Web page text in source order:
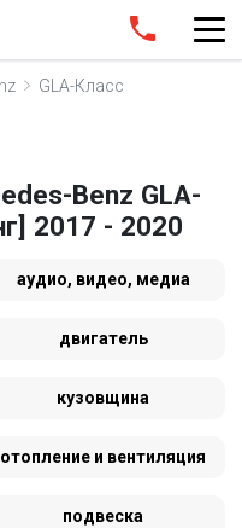
GLA-Класс
Benz GLA-
2017 - 2020
аудио, видео, медиа
двигатель
кузовщина
отопление и вентиляция
подвеска